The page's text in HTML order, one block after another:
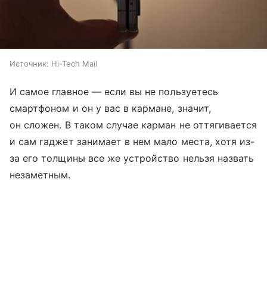
Источник: Hi-Tech Mail
И самое главное — если вы не пользуетесь
смартфоном и он у вас в кармане, значит,
он сложен. В таком случае карман не оттягивается
и сам гаджет занимает в нем мало места, хотя из-
за его толщины все же устройство нельзя назвать
незаметным.